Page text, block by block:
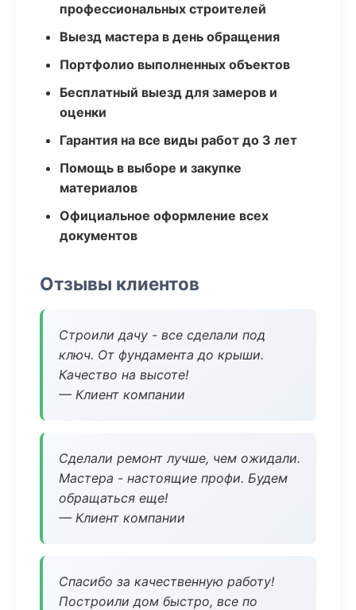
профессиональных строителей
Выезд мастера в день обращения
Портфолио выполненных объектов
Бесплатный выезд для замеров и
оценки
Гарантия на все виды работ до 3 лет
Помощь в выборе и закупке
материалов
Официальное оформление всех
документов
Отзывы клиентов
Строили дачу - все сделали под
ключ. От фундамента до крыши.
Качество на высоте!
— Клиент компании
Сделали ремонт лучше, чем ожидали.
Мастера - настоящие профи. Будем
обращаться еще!
— Клиент компании
Спасибо за качественную работу!
Построили дом быстро, все по